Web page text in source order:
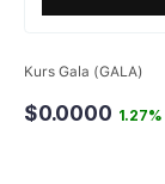
Kurs Gala (GALA)
$0.0000 1.27%